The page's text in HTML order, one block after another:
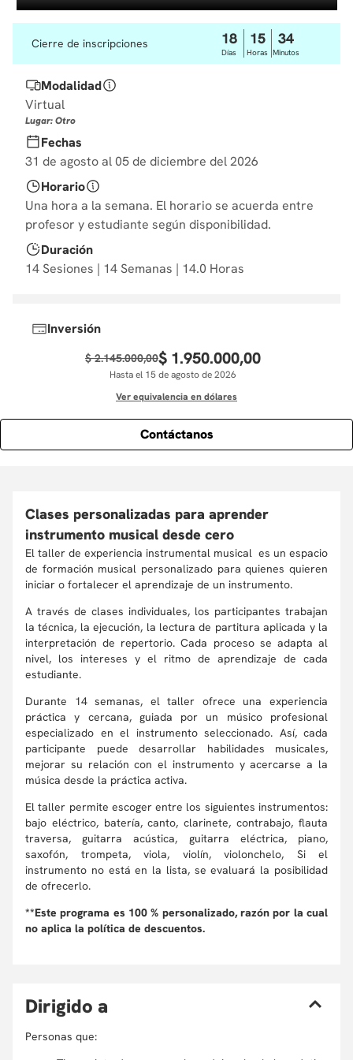
10. diseño
Cierre de inscripciones 18
Días
15
Horas
34
Minutos
Modalidad
Virtual
Lugar: Otro
Fechas
31 de agosto al 05 de diciembre del 2026
Horario
Una hora a la semana. El horario se acuerda entre
profesor y estudiante según disponibilidad.
Duración
14 Sesiones | 14 Semanas | 14.0 Horas
Inversión
$ 2.145.000,00$ 1.950.000,00
Hasta el 15 de agosto de 2026
Ver equivalencia en dólares
Contáctanos
Clases personalizadas para aprender
instrumento musical desde cero
El taller de experiencia instrumental musical es un espacio
de formación musical personalizado para quienes quieren
iniciar o fortalecer el aprendizaje de un instrumento.
A través de clases individuales, los participantes trabajan
la técnica, la ejecución, la lectura de partitura aplicada y la
interpretación de repertorio. Cada proceso se adapta al
nivel, los intereses y el ritmo de aprendizaje de cada
estudiante.
Durante 14 semanas, el taller ofrece una experiencia
práctica y cercana, guiada por un músico profesional
especializado en el instrumento seleccionado. Así, cada
participante puede desarrollar habilidades musicales,
mejorar su relación con el instrumento y acercarse a la
música desde la práctica activa.
El taller permite escoger entre los siguientes instrumentos:
bajo eléctrico, batería, canto, clarinete, contrabajo, flauta
traversa, guitarra acústica, guitarra eléctrica, piano,
saxofón, trompeta, viola, violín, violonchelo, Si el
instrumento no está en la lista, se evaluará la posibilidad
de ofrecerlo.
**Este programa es 100 % personalizado, razón por la cual
no aplica la política de descuentos.
Dirigido a
Personas que: